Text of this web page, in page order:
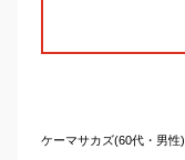
ケーマサカズ(60代・男性)